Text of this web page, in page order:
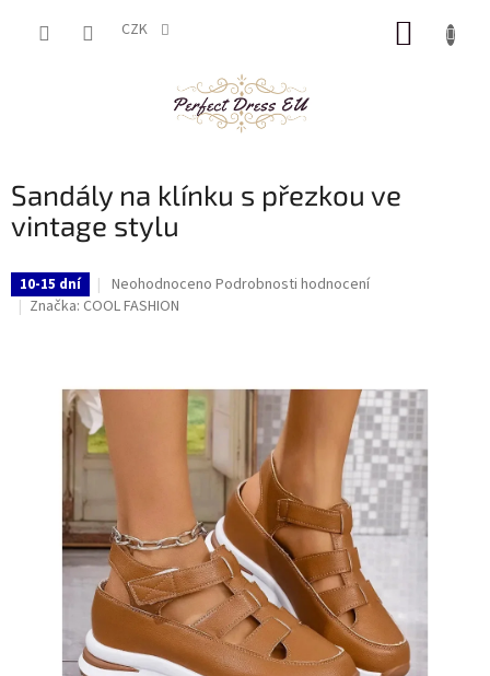
CZK
Sandály na klínku s přezkou ve
vintage stylu
10-15 dní
Průměrné
hodnocení
z
Neohodnoceno Podrobnosti hodnocení
Značka: COOL FASHION